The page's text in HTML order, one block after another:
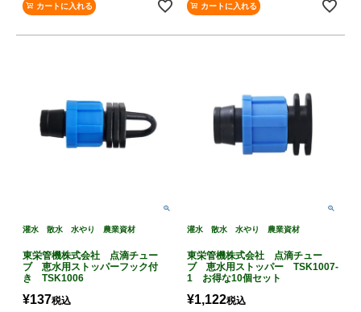
カートに入れる カートに入れる
灌水 散水 水やり 農業資材
東栄管機株式会社 点滴チュー
ブ 恵水用ストッパーフック付
き TSK1006
¥137税込
灌水 散水 水やり 農業資材
東栄管機株式会社 点滴チュー
ブ 恵水用ストッパー TSK1007-
1 お得な10個セット
¥1,122税込